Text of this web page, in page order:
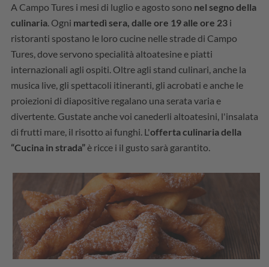
A Campo Tures i mesi di luglio e agosto sono nel segno della
culinaria . Ogni martedì sera, dalle ore 19 alle ore 23 i
ristoranti spostano le loro cucine nelle strade di Campo
Tures, dove servono specialità altoatesine e piatti
internazionali agli ospiti. Oltre agli stand culinari, anche la
musica live, gli spettacoli itineranti, gli acrobati e anche le
proiezioni di diapositive regalano una serata varia e
divertente. Gustate anche voi canederli altoatesini, l'insalata
di frutti mare, il risotto ai funghi. L'offerta culinaria della
“Cucina in strada”è ricce i il gusto sarà garantito.